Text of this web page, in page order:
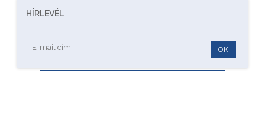
HÍRLEVÉL
OK